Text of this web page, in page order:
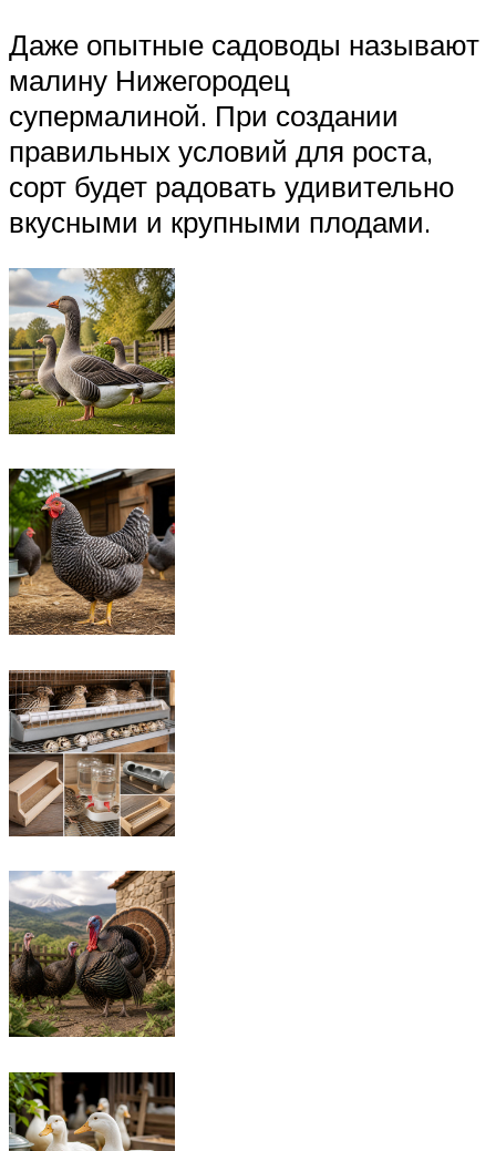
Даже опытные садоводы называют
малину Нижегородец
супермалиной. При создании
правильных условий для роста,
сорт будет радовать удивительно
вкусными и крупными плодами.